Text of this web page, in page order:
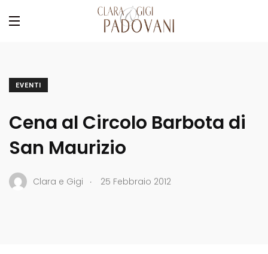
EVENTI
Cena al Circolo Barbota di
San Maurizio
Clara e Gigi . 25 Febbraio 2012